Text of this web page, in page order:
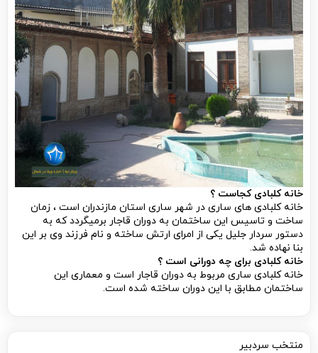
خانه کلبادی کجاست ؟
خانه کلبادی های ساری در شهر ساری استان مازندران است ، زمان
ساخت و تاسیس این ساختمان به دوران قاجار برمیگردد که به
دستور سردار جلیل یکی از امرای ارتش ساخته و نام فرزند وی بر این
بنا نهاده شد.
خانه کلبادی برای چه دورانی است ؟
خانه کلبادی ساری مربوط به دوران قاجار است و معماری این
ساختمان مطابق با این دوران ساخته شده است.
منتخب سردبیر